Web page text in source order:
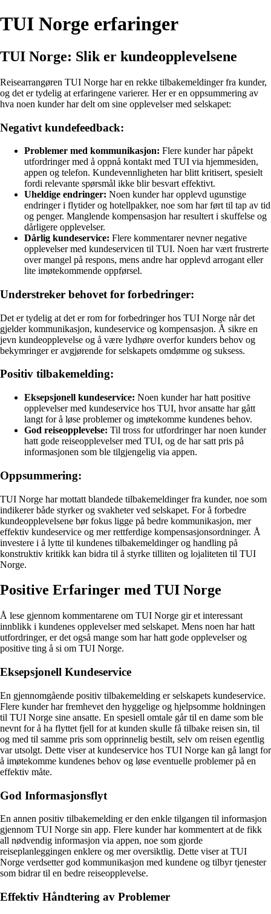
TUI Norge erfaringer
TUI Norge: Slik er kundeopplevelsene
Reisearrangøren TUI Norge har en rekke tilbakemeldinger fra kunder,
og det er tydelig at erfaringene varierer. Her er en oppsummering av
hva noen kunder har delt om sine opplevelser med selskapet:
Negativt kundefeedback:
Problemer med kommunikasjon: Flere kunder har påpekt
utfordringer med å oppnå kontakt med TUI via hjemmesiden,
appen og telefon. Kundevennligheten har blitt kritisert, spesielt
fordi relevante spørsmål ikke blir besvart effektivt.
Uheldige endringer: Noen kunder har opplevd ugunstige
endringer i flytider og hotellpakker, noe som har ført til tap av tid
og penger. Manglende kompensasjon har resultert i skuffelse og
dårligere opplevelser.
Dårlig kundeservice: Flere kommentarer nevner negative
opplevelser med kundeservicen til TUI. Noen har vært frustrerte
over mangel på respons, mens andre har opplevd arrogant eller
lite imøtekommende oppførsel.
Understreker behovet for forbedringer:
Det er tydelig at det er rom for forbedringer hos TUI Norge når det
gjelder kommunikasjon, kundeservice og kompensasjon. Å sikre en
jevn kundeopplevelse og å være lydhøre overfor kunders behov og
bekymringer er avgjørende for selskapets omdømme og suksess.
Positiv tilbakemelding:
Eksepsjonell kundeservice: Noen kunder har hatt positive
opplevelser med kundeservice hos TUI, hvor ansatte har gått
langt for å løse problemer og imøtekomme kundenes behov.
God reiseopplevelse: Til tross for utfordringer har noen kunder
hatt gode reiseopplevelser med TUI, og de har satt pris på
informasjonen som ble tilgjengelig via appen.
Oppsummering:
TUI Norge har mottatt blandede tilbakemeldinger fra kunder, noe som
indikerer både styrker og svakheter ved selskapet. For å forbedre
kundeopplevelsene bør fokus ligge på bedre kommunikasjon, mer
effektiv kundeservice og mer rettferdige kompensasjonsordninger. Å
investere i å lytte til kundenes tilbakemeldinger og handling på
konstruktiv kritikk kan bidra til å styrke tilliten og lojaliteten til TUI
Norge.
Positive Erfaringer med TUI Norge
Å lese gjennom kommentarene om TUI Norge gir et interessant
innblikk i kundenes opplevelser med selskapet. Mens noen har hatt
utfordringer, er det også mange som har hatt gode opplevelser og
positive ting å si om TUI Norge.
Eksepsjonell Kundeservice
En gjennomgående positiv tilbakemelding er selskapets kundeservice.
Flere kunder har fremhevet den hyggelige og hjelpsomme holdningen
til TUI Norge sine ansatte. En spesiell omtale går til en dame som ble
nevnt for å ha flyttet fjell for at kunden skulle få tilbake reisen sin, til
og med til samme pris som opprinnelig bestilt, selv om reisen egentlig
var utsolgt. Dette viser at kundeservice hos TUI Norge kan gå langt for
å imøtekomme kundenes behov og løse eventuelle problemer på en
effektiv måte.
God Informasjonsflyt
En annen positiv tilbakemelding er den enkle tilgangen til informasjon
gjennom TUI Norge sin app. Flere kunder har kommentert at de fikk
all nødvendig informasjon via appen, noe som gjorde
reiseplanleggingen enklere og mer oversiktlig. Dette viser at TUI
Norge verdsetter god kommunikasjon med kundene og tilbyr tjenester
som bidrar til en bedre reiseopplevelse.
Effektiv Håndtering av Problemer